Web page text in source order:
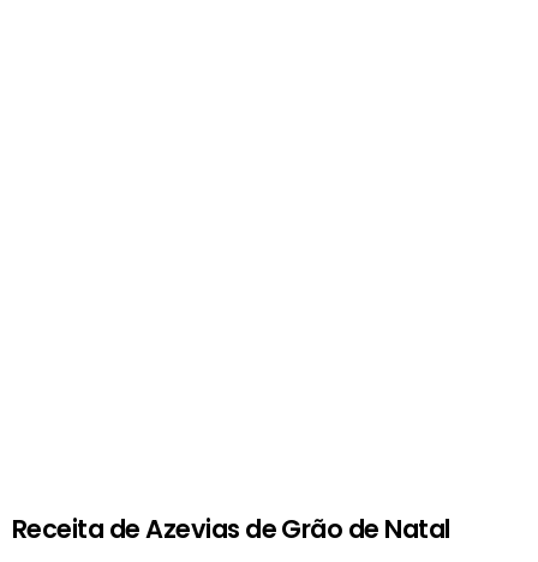
Receita de Azevias de Grão de Natal